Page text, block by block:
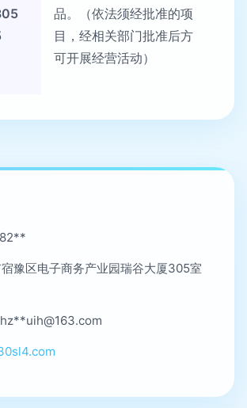
品。（依法须经批准的项
目，经相关部门批准后方
可开展经营活动）
豫区电子商务产业园瑞谷大厦305室
uih@163.com